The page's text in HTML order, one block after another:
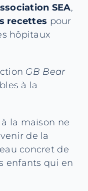
SEA,
recettes pour
hôpitaux
GB Bear
à la
la maison ne
de la
concret de
enfants qui en